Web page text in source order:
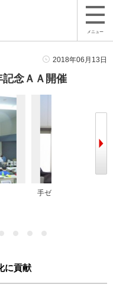
メニュー
2018年06月13日
念ＡＡ開催
リ
に貢献